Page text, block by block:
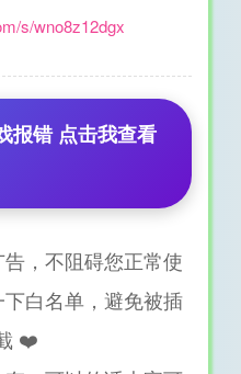
s/wno8z12dgx
报错 点击我查看
，不阻碍您正常使
白名单，避免被插
❤️